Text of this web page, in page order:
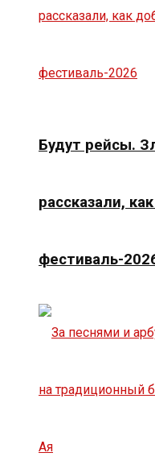
Будут рейсы.
рассказали,
фестиваль-